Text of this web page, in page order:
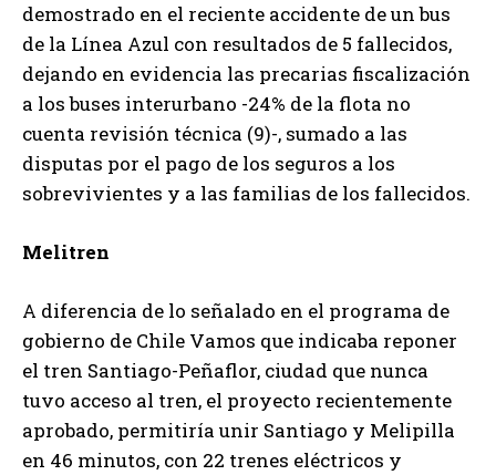
demostrado en el reciente accidente de un bus
de la Línea Azul con resultados de 5 fallecidos,
dejando en evidencia las precarias fiscalización
a los buses interurbano -24% de la flota no
cuenta revisión técnica (9)-, sumado a las
disputas por el pago de los seguros a los
sobrevivientes y a las familias de los fallecidos.
Melitren
A diferencia de lo señalado en el programa de
gobierno de Chile Vamos que indicaba reponer
el tren Santiago-Peñaflor, ciudad que nunca
tuvo acceso al tren, el proyecto recientemente
aprobado, permitiría unir Santiago y Melipilla
en 46 minutos, con 22 trenes eléctricos y